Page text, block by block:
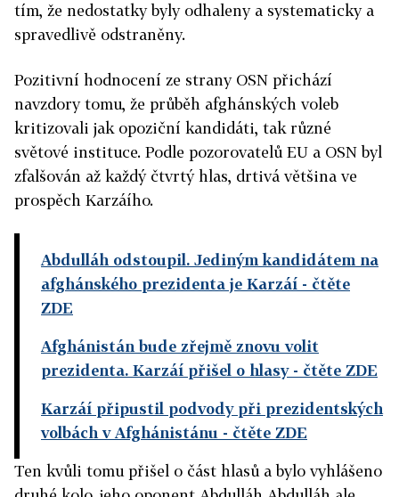
tím, že nedostatky byly odhaleny a systematicky a
spravedlivě odstraněny.
Pozitivní hodnocení ze strany OSN přichází
navzdory tomu, že průběh afghánských voleb
kritizovali jak opoziční kandidáti, tak různé
světové instituce. Podle pozorovatelů EU a OSN byl
zfalšován až každý čtvrtý hlas, drtivá většina ve
prospěch Karzáího.
Abdulláh odstoupil. Jediným kandidátem na
afghánského prezidenta je Karzáí - čtěte
ZDE
Afghánistán bude zřejmě znovu volit
prezidenta. Karzáí přišel o hlasy- čtěte ZDE
Karzáí připustil podvody při prezidentských
volbách v Afghánistánu - čtěte ZDE
Ten kvůli tomu přišel o část hlasů a bylo vyhlášeno